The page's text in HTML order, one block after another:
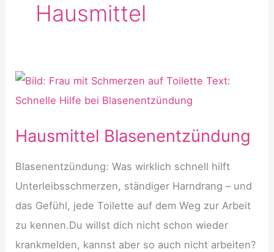
Hausmittel
Hausmittel Blasenentzündung
Blasenentzündung: Was wirklich schnell hilft
Unterleibsschmerzen, ständiger Harndrang – und
das Gefühl, jede Toilette auf dem Weg zur Arbeit
zu kennen.Du willst dich nicht schon wieder
krankmelden, kannst aber so auch nicht arbeiten?